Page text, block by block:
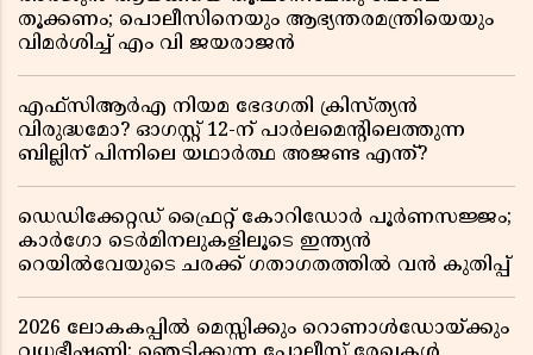
തൂക്കണം; പൊലീസിനെയും ആഭ്യന്തരമന്ത്രിയെയും
വിമർശിച്ച് എം വി ജയരാജൻ
എഫ്സിആർഎ നിയമ ഭേദഗതി ക്രിസ്ത്യൻ
വിരുദ്ധമോ? ഓഗസ്റ്റ് 12-ന് പാർലമെന്റിലെത്തുന്ന
ബില്ലിന് പിന്നിലെ യഥാർത്ഥ അജണ്ട എന്ത്?
ഡെഡിക്കേറ്റഡ് ഫ്രൈറ്റ് കോറിഡോർ പൂർണസജ്ജം;
കാർഗോ ടെർമിനലുകളിലൂടെ ഇന്ത്യൻ
റെയിൽവേയുടെ ചരക്ക് ഗതാഗതത്തിൽ വൻ കുതിപ്പ്
2026 ലോകകപ്പിൽ മെസ്സിക്കും റൊണാൾഡോയ്ക്കും